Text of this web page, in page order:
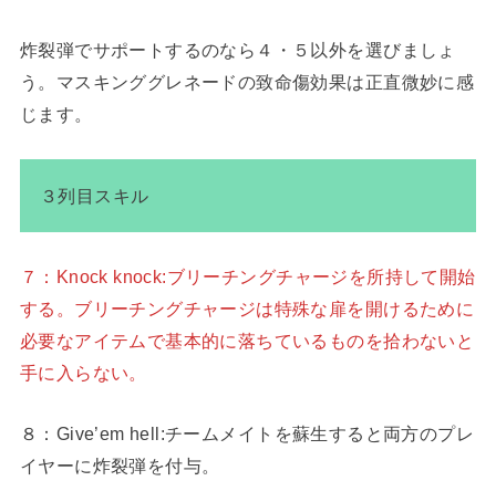
炸裂弾でサポートするのなら４・５以外を選びましょ
う。マスキンググレネードの致命傷効果は正直微妙に感
じます。
３列目スキル
７：Knock knock:ブリーチングチャージを所持して開始
する。ブリーチングチャージは特殊な扉を開けるために
必要なアイテムで基本的に落ちているものを拾わないと
手に入らない。
８：Give’em hell:チームメイトを蘇生すると両方のプレ
イヤーに炸裂弾を付与。